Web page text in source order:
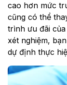
cao hơn mức
cũng có thể
trình ưu đãi
xét nghiệm,
dự định thực